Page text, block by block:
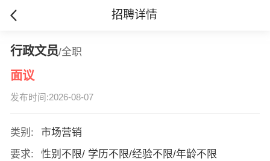
招聘详情
行政文员/全职
面议
发布时间:2026-08-07
类别:
市场营销
要求:
性别不限/ 学历不限/经验不限/年龄不限